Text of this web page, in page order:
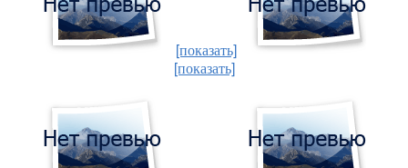
[показать]
[показать]